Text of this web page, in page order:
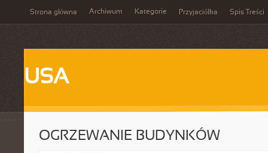
Strona główna Archiwum Kategorie Przyjaciółka Spis Treści
USA
OGRZEWANIE BUDYNKÓW